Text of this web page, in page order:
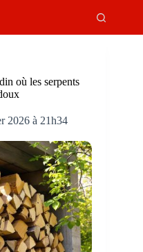
où les serpents
2026 à 21h34